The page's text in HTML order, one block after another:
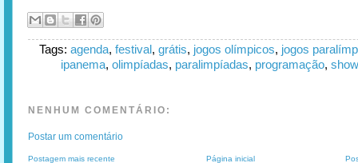
Tags: agenda, festival, grátis, jogos olímpicos, jogos
ipanema, olimpíadas, paralimpíadas, programação,
NENHUM COMENTÁRIO:
Postar um comentário
Postagem mais recente Página inicial